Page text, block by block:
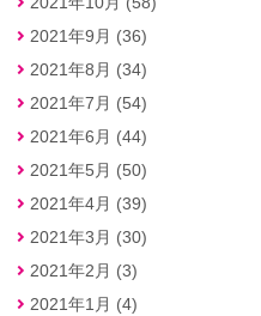
2021年9月 (36)
2021年8月 (34)
2021年7月 (54)
2021年6月 (44)
2021年5月 (50)
2021年4月 (39)
2021年3月 (30)
2021年2月 (3)
2021年1月 (4)